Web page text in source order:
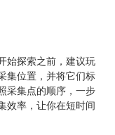
始探索之前，建议玩
集位置，并将它们标
采集点的顺序，一步
效率，让你在短时间